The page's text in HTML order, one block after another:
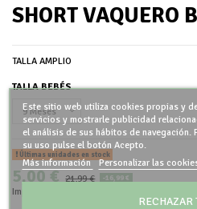
SHORT VAQUERO
TALLA AMPLIO
TALLA BEBÉS
Últimas unidades en stock
5,00 €21,99 € -16,99 €
Impuestos incluidos
Este sitio web utiliza cookies propias y
servicios y mostrarle publicidad
el análisis de sus hábitos de navegación.
su uso pulse el botón Acepto.
Más información Personalizar las
RECHAZAR